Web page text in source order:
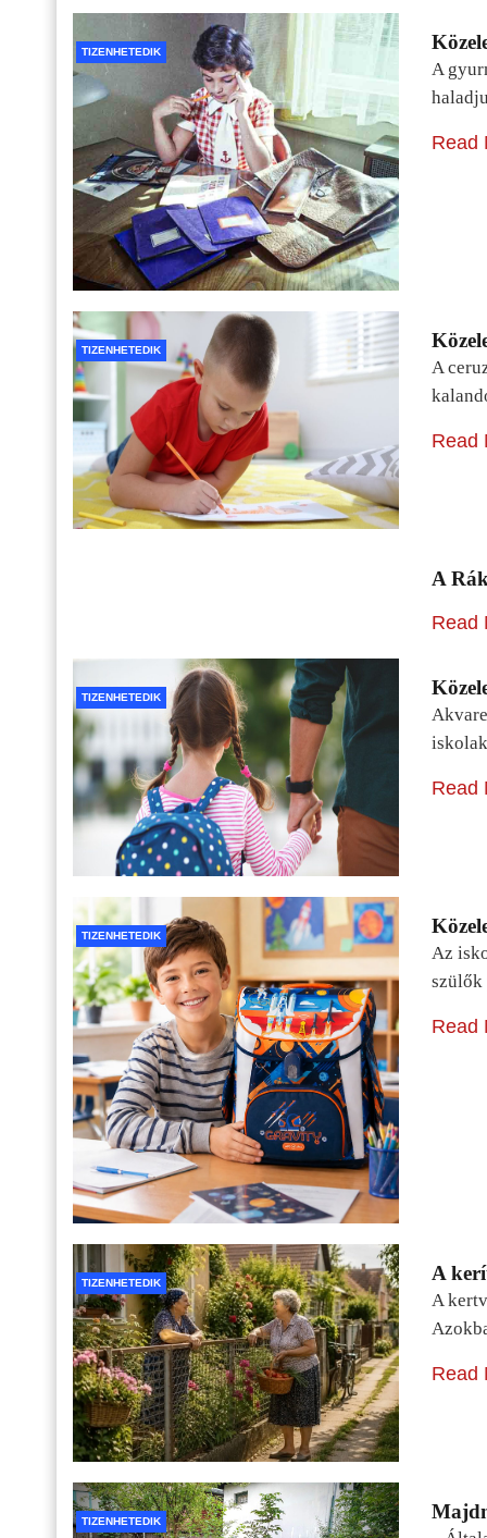
TIZENHETEDIK
A
Read
TIZENHETEDIK
A
Read
A
Read
TIZENHETEDIK
Read
TIZENHETEDIK
Az
szülők
Read
TIZENHETEDIK A
A
Read
TIZENHETEDIK